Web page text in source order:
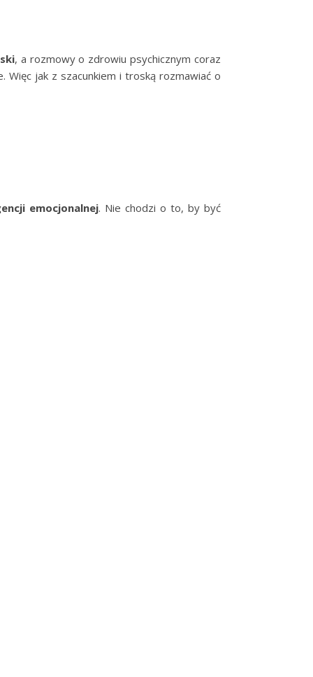
, a rozmowy o zdrowiu psychicznym coraz
Więc jak z szacunkiem i troską rozmawiać o
emocjonalnej. Nie chodzi o to, by być